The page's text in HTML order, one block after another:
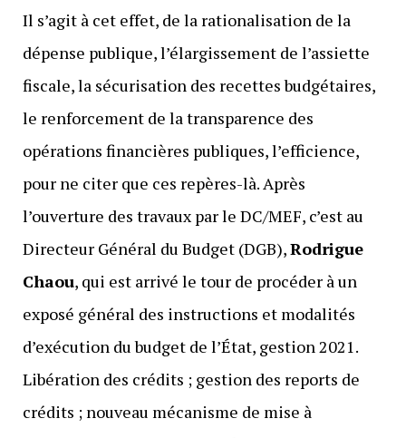
Il s’agit à cet effet, de la rationalisation de la
dépense publique, l’élargissement de l’assiette
fiscale, la sécurisation des recettes budgétaires,
le renforcement de la transparence des
opérations financières publiques, l’efficience,
pour ne citer que ces repères-là. Après
l’ouverture des travaux par le DC/MEF, c’est au
Directeur Général du Budget (DGB),Rodrigue
Chaou, qui est arrivé le tour de procéder à un
exposé général des instructions et modalités
d’exécution du budget de l’État, gestion 2021.
Libération des crédits ; gestion des reports de
crédits ; nouveau mécanisme de mise à